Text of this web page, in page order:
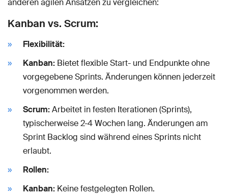
Kanban vs. Scrum:
Flexibilität:
Kanban: Bietet flexible Start- und Endpunkte ohne
vorgegebene Sprints. Änderungen können jederzeit
vorgenommen werden.
Scrum:Arbeitet in festen Iterationen (Sprints),
typischerweise 2-4 Wochen lang. Änderungen am
Sprint Backlog sind während eines Sprints nicht
erlaubt.
Rollen:
Kanban: Keine festgelegten Rollen.